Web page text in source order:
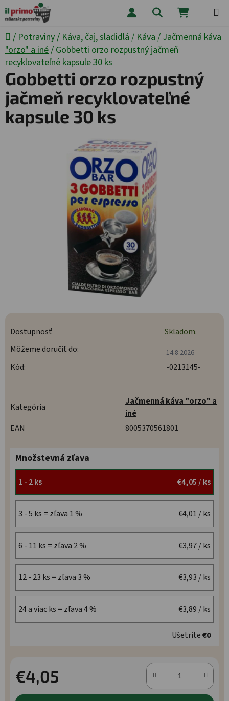
Prejsť na obsah Hľadať
Domov
/ Potraviny/ Káva, čaj, sladidlá / Káva / Jačmenná káva
"orzo" a iné/ Gobbetti orzo rozpustný jačmeň
recyklovateľné kapsule 30 ks
Dostupnosť
Skladom.
Môžeme doručiť do:
14.8.2026
Kód: -0213145-
Kategória
Jačmenná káva "orzo" a
iné
EAN
8005370561801
Množstevná zľava
1 - 2 ks €4,05 / ks
3 - 5 ks = zľava 1 % €4,01 / ks
6 - 11 ks = zľava 2 % €3,97/ ks
12 - 23 ks = zľava 3 % €3,93 / ks
24 a viac ks = zľava 4 % €3,89 / ks
Ušetríte€0
€4,05
Jednotková cena:
Gobbetti orzo rozpustný
jačmeň recyklovateľné
kapsule 30 ks